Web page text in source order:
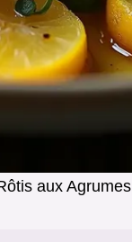
aux Agrumes